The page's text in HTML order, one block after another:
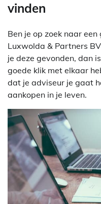
vinden
Ben je op zoek naar
Luxwolda & Partners
je deze gevonden, dan
goede klik met elkaar
dat je adviseur je gaat
aankopen in je leven.